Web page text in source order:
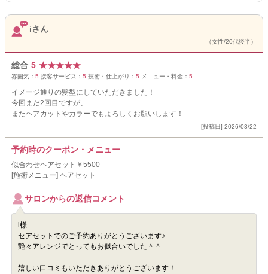
iさん
（女性/20代後半）
総合 5 ★★★★★
雰囲気： 5 接客サービス： 5 技術・仕上がり： 5 メニュー・料金： 5
イメージ通りの髪型にしていただきました！
今回まだ2回目ですが、
またヘアカットやカラーでもよろしくお願いします！
[投稿日] 2026/03/22
予約時のクーポン・メニュー
似合わせヘアセット￥5500
[施術メニュー] ヘアセット
サロンからの返信コメント
i様
セアセットでのご予約ありがとうございます♪
艶々アレンジでとってもお似合いでした＾＾
嬉しい口コミもいただきありがとうございます！